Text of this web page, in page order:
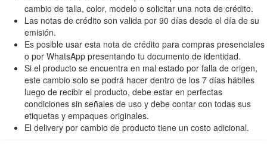
cambio de talla, color, modelo o solicitar una nota de crédito.
Las notas de crédito son valida por 90 días desde el día de su
emisión.
Es posible usar esta nota de crédito para compras presenciales
o por WhatsApp presentando tu documento de identidad.
Si el producto se encuentra en mal estado por falla de origen,
este cambio solo se podrá hacer dentro de los 7 días hábiles
luego de recibir el producto, debe estar en perfectas
condiciones sin señales de uso y debe contar con todas sus
etiquetas y empaques originales.
El delivery por cambio de producto tiene un costo adicional.